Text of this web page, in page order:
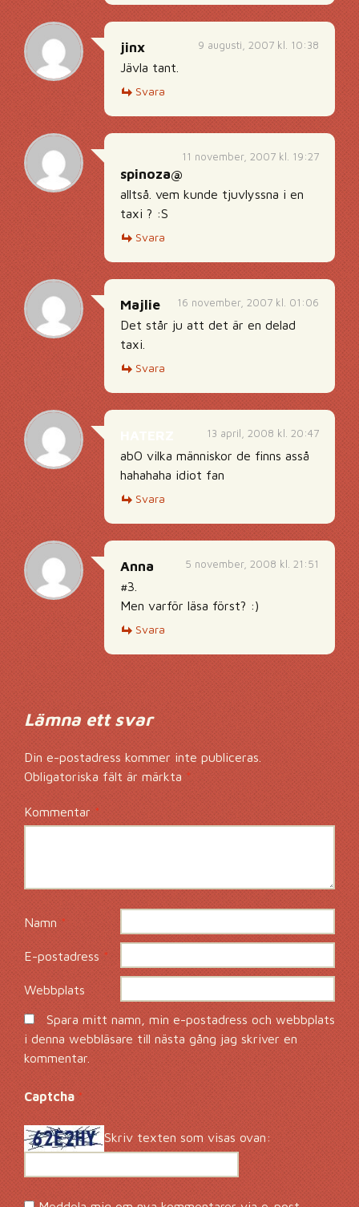
9 augusti, 2007 kl. 10:38
jinx
Jävla tant.
Svara
11 november, 2007 kl. 19:27
spinoza@
alltså. vem kunde tjuvlyssna i en
taxi ? :S
Svara
16 november, 2007 kl. 01:06
Majlie
Det står ju att det är en delad
taxi.
Svara
13 april, 2008 kl. 20:47
abO vilka människor de finns asså
hahahaha idiot fan
Svara
5 november, 2008 kl. 21:51
Anna
#3.
Men varför läsa först? :)
Svara
Lämna ett svar
Din e-postadress kommer inte publiceras.
Obligatoriska fält är märkta*
Kommentar*
Namn*
E-postadress*
Webbplats
Spara mitt namn, min e-postadress och webbplats
i denna webbläsare till nästa gång jag skriver en
kommentar.
Captcha*
Skriv texten som visas ovan: